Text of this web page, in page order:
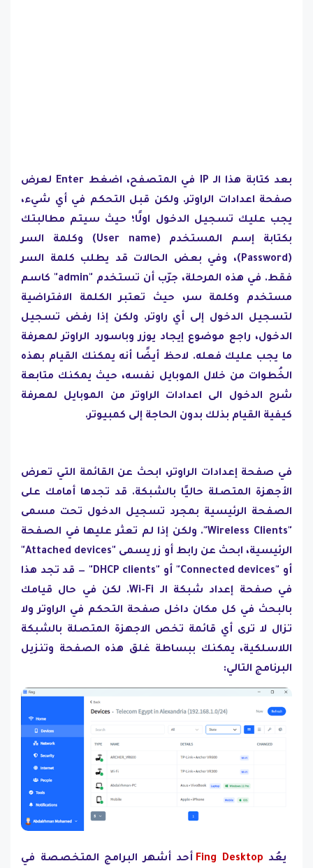
بعد كتابة هذا الـ IP في المتصفح، اضغط Enter لعرض
صفحة اعدادات الراوتر. ولكن قبل التحكم في أي شيء،
يجب عليك تسجيل الدخول اولًا؛ حيث سيتم مطالبتك
بكتابة إسم المستخدم (User name) وكلمة السر
(Password)، وفي بعض الحالات قد يطلب كلمة السر
فقط. في هذه المرحلة، جرّب أن تستخدم "admin" كاسم
مستخدم وكلمة سر، حيث تعتبر الكلمة الافتراضية
لتسجيل الدخول إلى أي راوتر. ولكن إذا رفض تسجيل
الدخول، راجع موضوع إيجاد يوزر وباسورد الراوتر لمعرفة
ما يجب عليك فعله. لاحظ أيضًا أنه يمكنك القيام بهذه
الخُطوات من خلال الموبايل نفسه، حيث يمكنك متابعة
شرح الدخول الى اعدادات الراوتر من الموبايل لمعرفة
كيفية القيام بذلك بدون الحاجة إلى كمبيوتر.
في صفحة إعدادات الراوتر، ابحث عن القائمة التي تعرض
الأجهزة المتصلة حاليًا بالشبكة. قد تجدها أمامك على
الصفحة الرئيسية بمجرد تسجيل الدخول تحت مسمى
"Wireless Clients". ولكن إذا لم تعثر عليها في الصفحة
الرئيسية، ابحث عن رابط أو زر يسمى "Attached devices"
أو "Connected devices" أو "DHCP clients" — قد تجد هذا
في صفحة إعداد شبكة الـ Wi-Fi. لكن في حال قيامك
بالبحث في كل مكان داخل صفحة التحكم في الراوتر ولا
تزال لا ترى أي قائمة تخص الاجهزة المتصلة بالشبكة
اللاسلكية، يمكنك ببساطة غلق هذه الصفحة وتنزيل
البرنامج التالي:
يعُد Fing Desktop أحد أشهر البرامج المتخصصة في